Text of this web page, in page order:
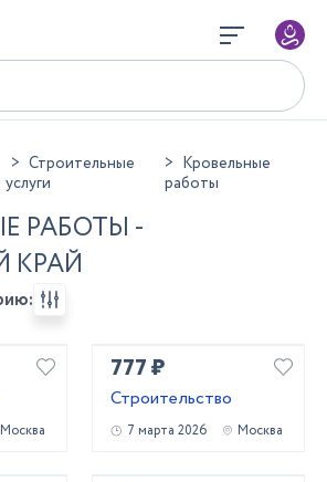
Строительные
услуги
Кровельные
работы
РАБОТЫ -
КРАЙ
Москва
777 ₽
Строительство
7 марта 2026 Москва